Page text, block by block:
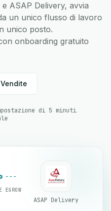
ASAP Delivery, avvia
un unico flusso di lavoro
unico posto.
onboarding gratuito
di 5 minuti
EGROW
ASAP Delivery